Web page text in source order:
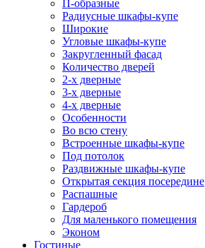
П-образные
Радиусные шкафы-купе
Широкие
Угловые шкафы-купе
Закругленный фасад
Количество дверей
2-х дверные
3-х дверные
4-х дверные
Особенности
Во всю стену
Встроенные шкафы-купе
Под потолок
Раздвижные шкафы-купе
Открытая секция посередине
Распашные
Гардероб
Для маленького помещения
Эконом
Гостиные